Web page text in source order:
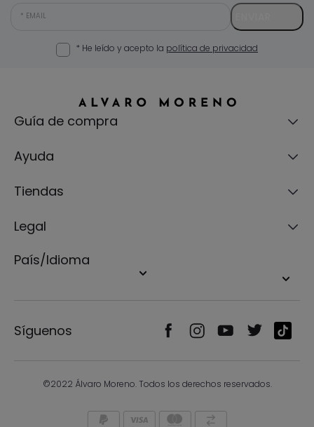
EMAIL
* He leído y acepto la política de privacidad
Guía de compra
Ayuda
Tiendas
Legal
País/Idioma
Síguenos
©2022 Álvaro Moreno. Todos los derechos reservados.